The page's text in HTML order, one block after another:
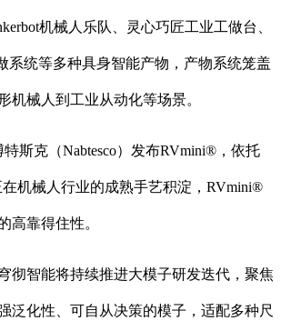
机械人乐队、灵心巧匠工业工做台、
系统等多种具身智能产物，产物系统笼盖
机械人到工业从动化等场景。
克（Nabtesco）发布RVmini®，依托
机械人行业的成熟手艺积淀，RVmini®
高靠得住性。
智能将持续推进大模子研发迭代，聚焦
泛化性、可自从决策的模子，适配多种尺